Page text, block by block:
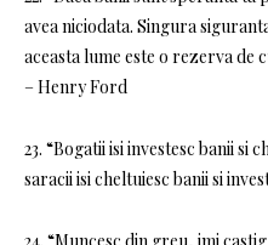
avea niciodata. Singura
aceasta lume este o rezerva de
– Henry Ford
23. “Bogatii isi investesc banii si
saracii isi cheltuiesc banii si